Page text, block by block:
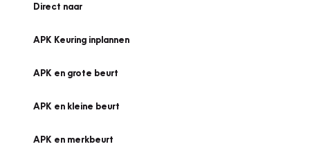
Direct naar
APK Keuring inplannen
APK en grote beurt
APK en kleine beurt
APK en merkbeurt